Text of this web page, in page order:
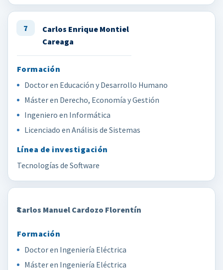
7
Carlos Enrique Montiel
Careaga
Doctor en Educación y Desarrollo Humano
Máster en Derecho, Economía y Gestión
Ingeniero en Informática
Licenciado en Análisis de Sistemas
Tecnologías de Software
8
Carlos Manuel Cardozo Florentín
Doctor en Ingeniería Eléctrica
Máster en Ingeniería Eléctrica